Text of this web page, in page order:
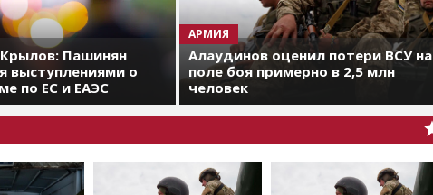
Пашинян
выступлениями о
по ЕС и ЕАЭС
АРМИЯ
Алаудинов оценил потери ВСУ на
поле боя примерно в 2,5 млн
человек